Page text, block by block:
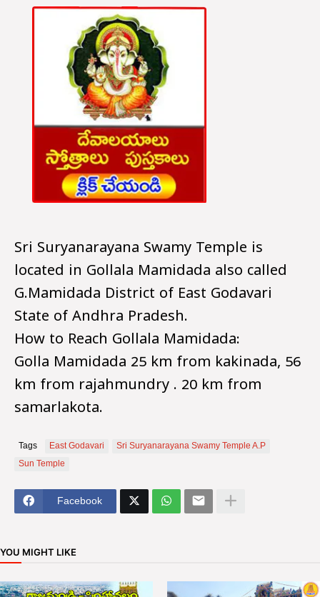
Sri Suryanarayana Swamy Temple is
located in Gollala Mamidada also called
G.Mamidada District of East Godavari
State of Andhra Pradesh.
How to Reach Gollala Mamidada:
Golla Mamidada 25 km from kakinada, 56
km from rajahmundry . 20 km from
samarlakota.
Tags East Godavari
Sri Suryanarayana Swamy Temple A.P
Sun Temple
Facebook
YOU MIGHT LIKE